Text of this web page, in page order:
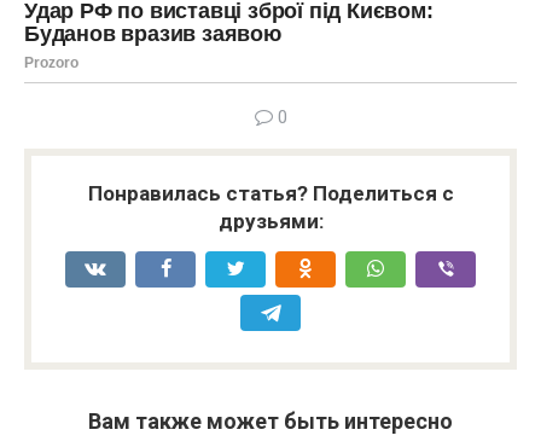
0
Понравилась статья? Поделиться с
друзьями:
Вам также может быть интересно